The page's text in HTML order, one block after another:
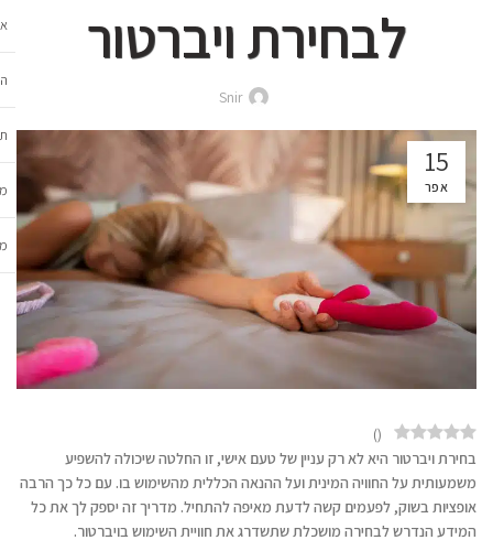
לבחירת ויברטור
Snir
15
אפר
(
)
בחירת ויברטור היא לא רק עניין של טעם אישי, זו החלטה שיכולה להשפיע
משמעותית על החוויה המינית ועל ההנאה הכללית מהשימוש בו. עם כל כך הרבה
אופציות בשוק, לפעמים קשה לדעת מאיפה להתחיל. מדריך זה יספק לך את כל
המידע הנדרש לבחירה מושכלת שתשדרג את חוויית השימוש בויברטור.